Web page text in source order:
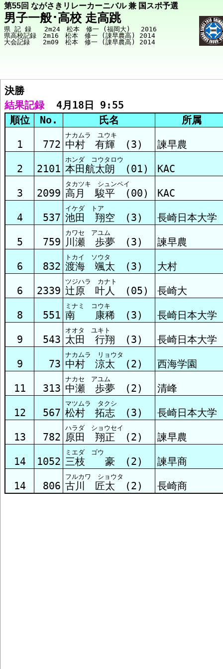
第55回 ながさきリレーカーニバル 兼 国スポ予選
男子一般･高校 走高跳
県 記 録　　2m24　松本　修一 (福岡大)　 2016
県高校記録　2m16　松本　修一 (諌早農高) 2014
競技メニューへ
決勝 結果
決勝
結果記録
  4月18日 9:55
順位
No. 氏名 所属
1 772
ナカムラ ユウキ
中村 有輝 (3) 諫早農
2 2101
ホンダ コウタロウ
本田航太朗 (01) KAC
3 2099
タカツキ シュンペイ
高月 駿平 (00) KAC
4 537
イケダ トア
池田 翔空 (3) 長崎日本大学
5 759
カワセ アユム
川瀬 歩夢 (3) 諫早農
6 832
トカイ ソウタ
渡海 颯太 (3) 大村
6 2339
ツジハラ カナト
辻原 叶人 (05) 長崎大
8 551
ミナミ コウキ
南 康稀 (3) 長崎日本大学
9 543
オオタ ユキト
太田 行翔 (3) 長崎日本大学
9 73
ナカムラ リョウタ
中村 涼太 (2) 西海学園
11 313
ナカセ アユム
中瀬 歩夢 (2) 清峰
12 567
マツムラ タクシ
松村 拓志 (3) 長崎日本大学
13 782
ハラダ ショウセイ
原田 翔正 (2) 諫早農
14 1052
ミエダ ゴウ
三枝 豪 (2) 諫早商
14 806
フルカワ ショウタ
古川 匠太 (2) 長崎商